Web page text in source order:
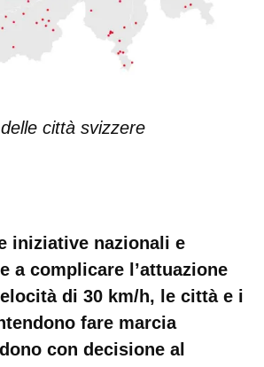
città svizzere
iniziative nazionali e
a complicare l’attuazione
di 30 km/h, le città e i
fare marcia
con decisione al